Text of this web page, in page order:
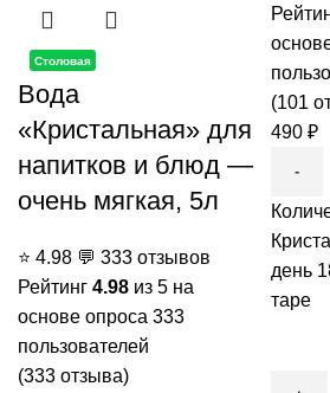
Столовая
Вода
«Кристальная» для
напитков и блюд —
очень мягкая, 5л
⭐ 4.98 💬 333 отзывов
Рейтинг 4.98 из 5 на
основе опроса 333
пользователей
(333 отзыва)
(101
490 ₽
день
таре